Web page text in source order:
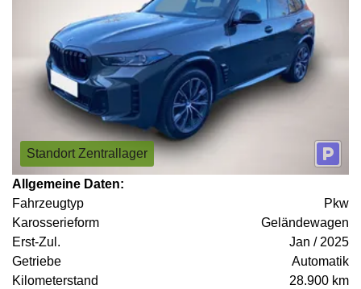
Standort Zentrallager
Allgemeine Daten:
Fahrzeugtyp
Pkw
Karosserieform
Geländewagen
Erst-Zul.
Jan / 2025
Getriebe
Automatik
Kilometerstand
28.900 km